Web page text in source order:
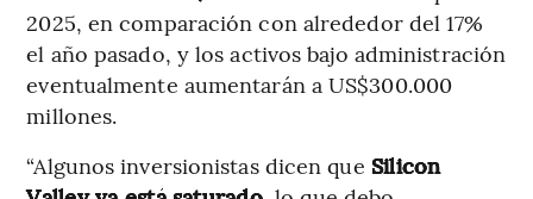
2025, en comparación con alrededor del 17%
el año pasado, y los activos bajo administración
eventualmente aumentarán a US$300.000
millones.
“Algunos inversionistas dicen que Silicon